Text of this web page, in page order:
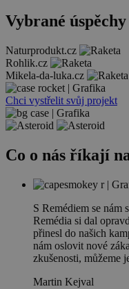
Vybrané
Naturprodukt.cz
Rohlik.cz
Mikela-da-luka.cz
Chci vystřelit svůj projekt
Co o nás říkají
S Remédiem se
Remédia si dal
přinesl do našich
nám oslovit nové
zkušenosti, můžeme
Martin Kejval